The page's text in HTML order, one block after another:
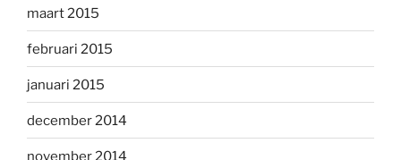
maart 2015
februari 2015
januari 2015
december 2014
november 2014